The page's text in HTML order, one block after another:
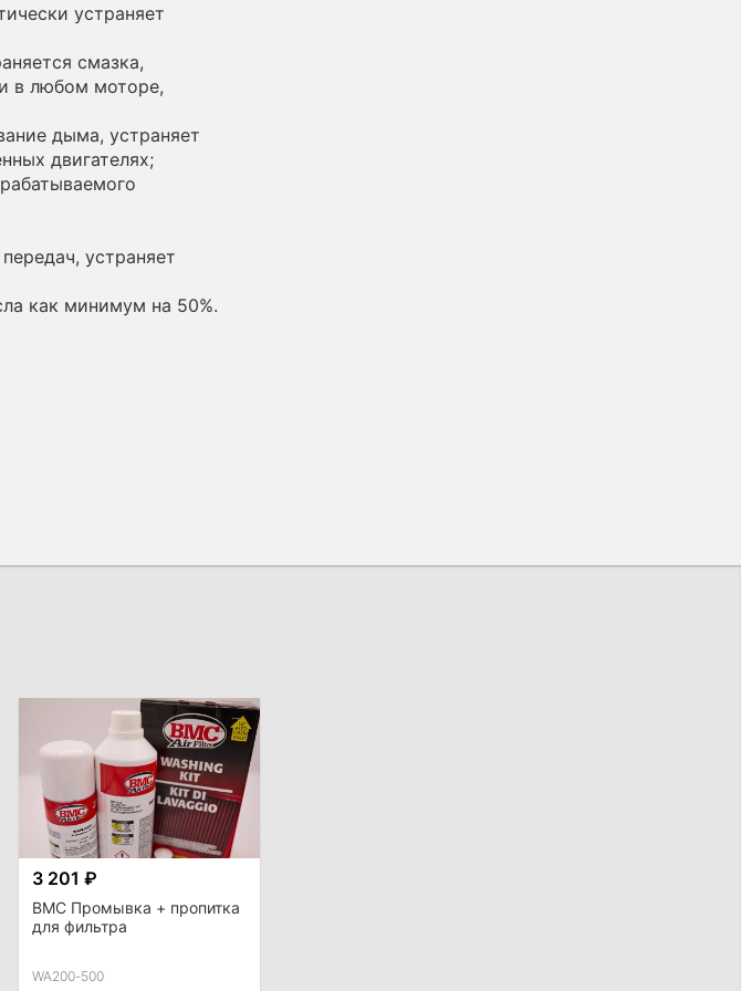
устраняет
смазка,
в любом моторе,
дыма, устраняет
двигателях;
устраняет
как минимум на 50%.
3 201 ₽
BMC Промывка + пропитка
для фильтра
WA200-500